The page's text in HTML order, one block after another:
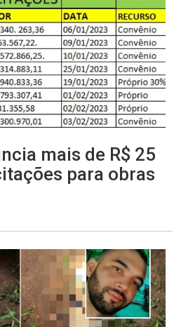
mais de R$ 25
para obras